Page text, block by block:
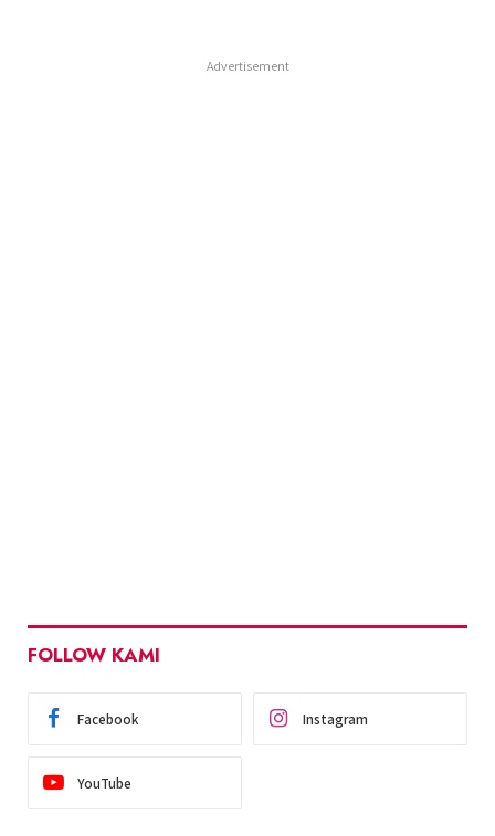
Advertisement
FOLLOW KAMI
Facebook Instagram
YouTube